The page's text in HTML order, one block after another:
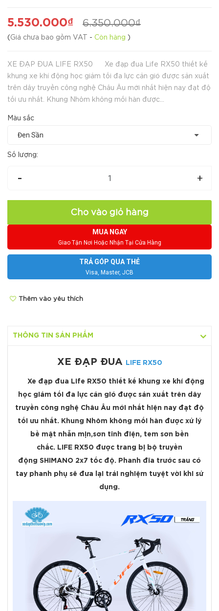
5.530.000₫ 6.350.000₫
( Giá chưa bao gồm VAT - Còn hàng )
XE ĐẠP ĐUA LIFE RX50 Xe đạp đua Life RX50 thiết kế
khung xe khí động học giảm tối đa lực cản gió được sản xuất
trên dây truyền công nghệ Châu Âu mới nhất hiện nay đạt độ
tối ưu nhất. Khung Nhôm không mối hàn được...
Màu sắc
Số lượng:
- +
Cho vào giỏ hàng
MUA NGAY
Giao Tận Nơi Hoặc Nhận Tại Cửa Hàng
TRẢ GÓP QUA THẺ
Visa, Master, JCB
Thêm vào yêu thích
THÔNG TIN SẢN PHẨM
XE ĐẠP ĐUA LIFE RX50
Xe đạp đua Life RX50 thiết kế khung xe khí động
học giảm tối đa lực cản gió được sản xuất trên dây
truyền công nghệ Châu Âu mới nhất hiện nay đạt độ
tối ưu nhất. Khung Nhôm không mối hàn được xử lý
bề mặt nhẵn mịn,sơn tĩnh điện, tem sơn bền
chắc. LIFE RX50 được trang bị bộ truyền
động SHIMANO 2x7 tốc độ. Phanh đĩa trước sau có
tay phanh phụ sẽ đưa lại trải nghiệm tuyệt vời khi sử
dụng.